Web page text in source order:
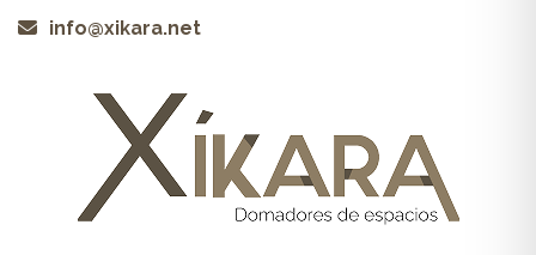
info@xikara.net